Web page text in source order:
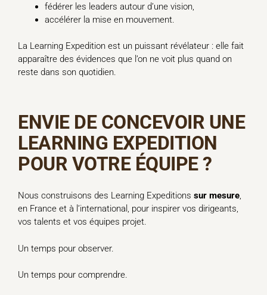
fédérer les leaders autour d’une vision,
accélérer la mise en mouvement.
La Learning Expedition est un puissant révélateur : elle fait
apparaître des évidences que l’on ne voit plus quand on
reste dans son quotidien.
ENVIE DE CONCEVOIR UNE
LEARNING EXPEDITION
POUR VOTRE ÉQUIPE ?
Nous construisons des Learning Expeditions sur mesure,
en France et à l’international, pour inspirer vos dirigeants,
vos talents et vos équipes projet.
Un temps pour observer.
Un temps pour comprendre.